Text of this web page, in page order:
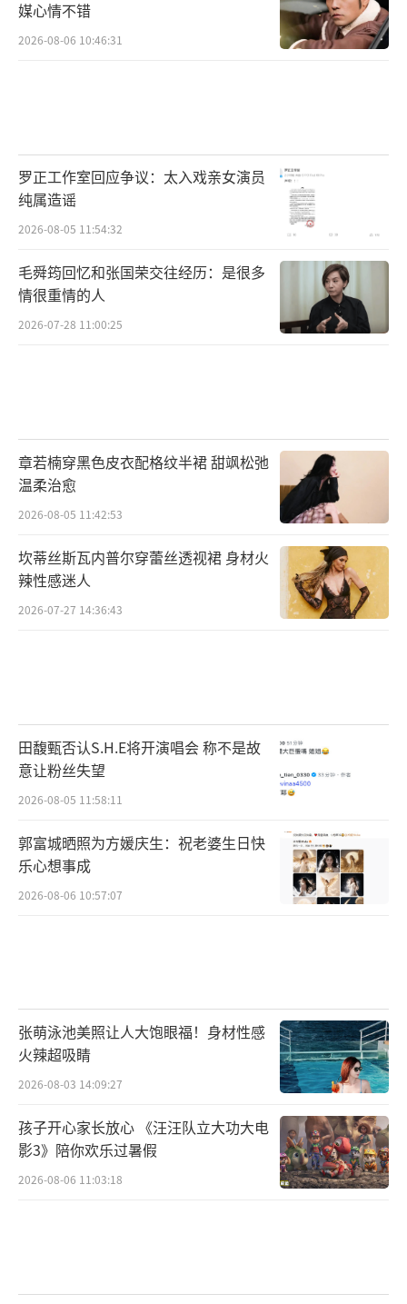
媒心情不错
2026-08-06 10:46:31
罗正工作室回应争议：太入戏亲女演员
纯属造谣
2026-08-05 11:54:32
毛舜筠回忆和张国荣交往经历：是很多
情很重情的人
2026-07-28 11:00:25
章若楠穿黑色皮衣配格纹半裙 甜飒松弛
温柔治愈
2026-08-05 11:42:53
坎蒂丝斯瓦内普尔穿蕾丝透视裙 身材火
辣性感迷人
2026-07-27 14:36:43
田馥甄否认S.H.E将开演唱会 称不是故
意让粉丝失望
2026-08-05 11:58:11
郭富城晒照为方媛庆生：祝老婆生日快
乐心想事成
2026-08-06 10:57:07
张萌泳池美照让人大饱眼福！身材性感
火辣超吸睛
2026-08-03 14:09:27
孩子开心家长放心 《汪汪队立大功大电
影3》陪你欢乐过暑假
2026-08-06 11:03:18